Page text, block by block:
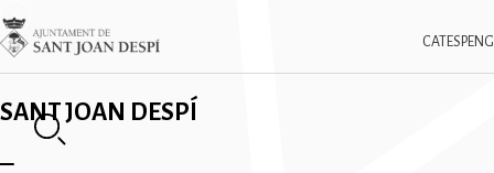
Vés
al
contingut
SANT JOAN DESPÍ
CAT ESPENG
Imatge
✕